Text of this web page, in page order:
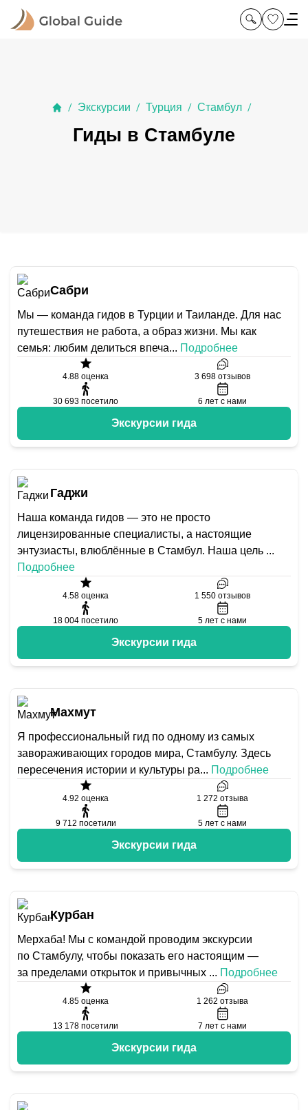
/ Экскурсии / Турция / Стамбул /
Гиды в Стамбуле
Сабри
Мы — команда гидов в Турции и Таиланде. Для нас
путешествия не работа, а образ жизни. Мы как
семья: любим делиться впеча... Подробнее
4.88 оценка 3 698 отзывов
30 693 посетило 6 лет с нами
Экскурсии гида
Гаджи
Наша команда гидов — это не просто
лицензированные специалисты, а настоящие
энтузиасты, влюблённые в Стамбул. Наша цель ...
Подробнее
4.58 оценка 1 550 отзывов
18 004 посетило 5 лет с нами
Экскурсии гида
Махмут
Я профессиональный гид по одному из самых
завораживающих городов мира, Стамбулу. Здесь
пересечения истории и культуры ра... Подробнее
4.92 оценка 1 272 отзыва
9 712 посетили 5 лет с нами
Экскурсии гида
Курбан
Мерхаба! Мы с командой проводим экскурсии
по Стамбулу, чтобы показать его настоящим —
за пределами открыток и привычных ... Подробнее
4.85 оценка 1 262 отзыва
13 178 посетили 7 лет с нами
Экскурсии гида